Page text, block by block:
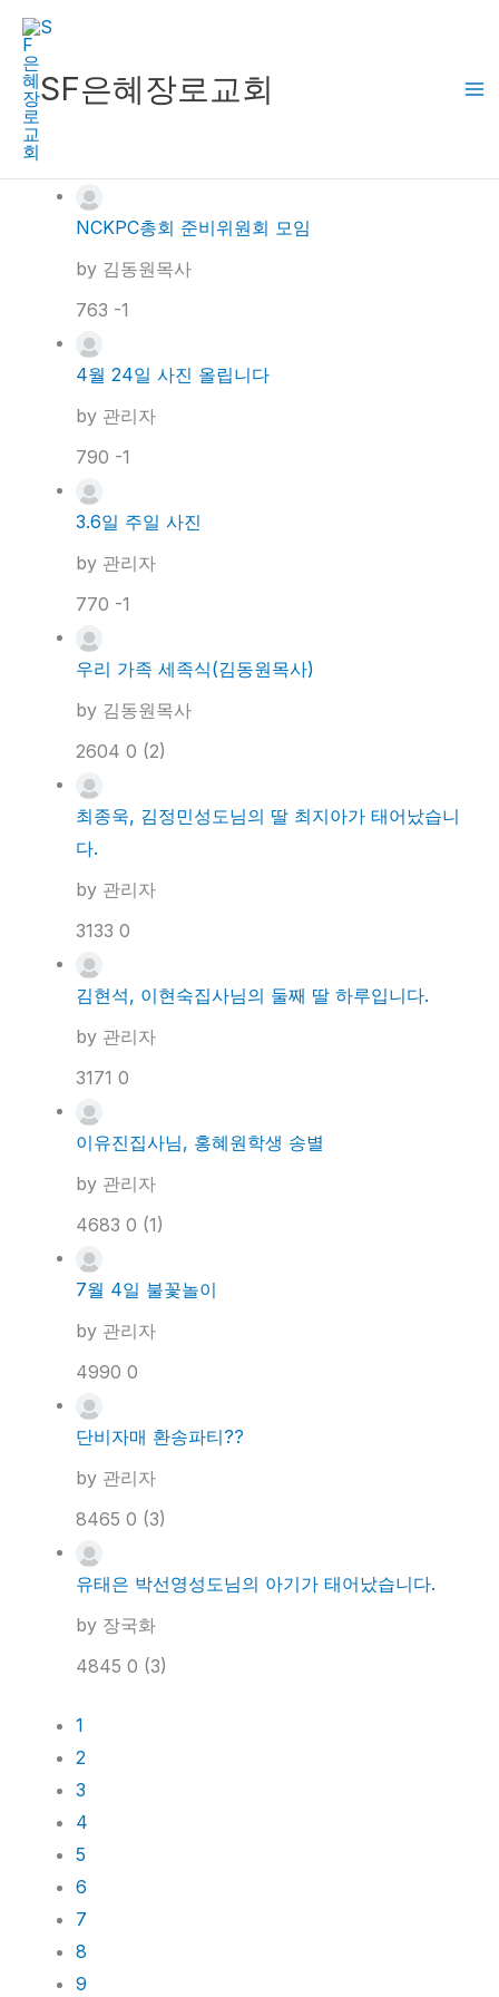
너
SF은혜장로교회
NCKPC총회 준비위원회 모임
by 김동원목사
763 -1
4월 24일 사진 올립니다
by 관리자
790 -1
3.6일 주일 사진
by 관리자
770 -1
우리 가족 세족식(김동원목사)
by 김동원목사
2604 0 (2)
최종욱, 김정민성도님의 딸 최지아가 태어났습니
다.
by 관리자
3133 0
김현석, 이현숙집사님의 둘째 딸 하루입니다.
by 관리자
3171 0
이유진집사님, 홍혜원학생 송별
by 관리자
4683 0 (1)
7월 4일 불꽃놀이
by 관리자
4990 0
단비자매 환송파티??
by 관리자
8465 0 (3)
유태은 박선영성도님의 아기가 태어났습니다.
by 장국화
4845 0 (3)
1
2
3
4
5
6
7
8
9